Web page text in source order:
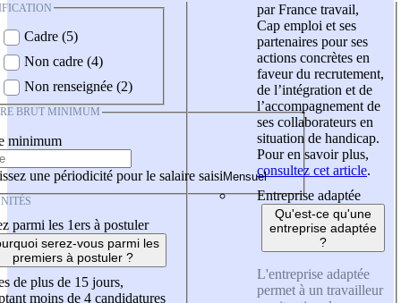
Cadre (5)
Non cadre (4)
Non renseignée (2)
BRUT MINIMUM
minimum
une périodicité pour le salaire saisi
parmi les 1ers à postuler
serez-vous parmi les
premiers à postuler ?
de plus de 15 jours,
moins de 4 candidatures
par France travail,
Cap emploi et ses
partenaires pour ses
actions concrètes en
faveur du recrutement,
de l’intégration et de
l’accompagnement de
ses collaborateurs en
situation de handicap.
Pour en savoir plus,
consultez cet article.
Entreprise adaptée
Qu'est-ce qu'une
entreprise adaptée
?
L'entreprise adaptée
permet à un travailleur